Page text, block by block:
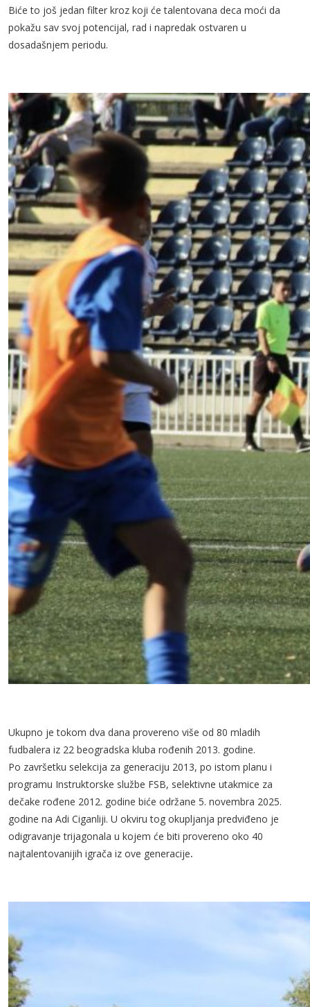
Biće to još jedan filter kroz koji će talentovana deca moći da
pokažu sav svoj potencijal, rad i napredak ostvaren u
dosadašnjem periodu.
Ukupno je tokom dva dana provereno više od 80 mladih
fudbalera iz 22 beogradska kluba rođenih 2013. godine.
Po završetku selekcija za generaciju 2013, po istom planu i
programu Instruktorske službe FSB, selektivne utakmice za
dečake rođene 2012. godine biće održane 5. novembra 2025.
godine na Adi Ciganliji. U okviru tog okupljanja predviđeno je
odigravanje trijagonala u kojem će biti provereno oko 40
najtalentovanijih igrača iz ove generacije.